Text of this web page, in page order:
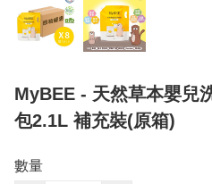
MyBEE - 天然草本嬰兒
包2.1L 補充裝(原箱)
數量